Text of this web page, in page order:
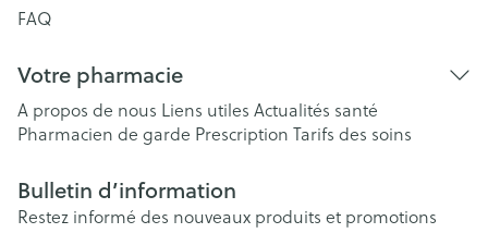
FAQ
Votre pharmacie
A propos de nous Liens utiles Actualités santé
Pharmacien de garde Prescription Tarifs des soins
Bulletin d’information
Restez informé des nouveaux produits et promotions